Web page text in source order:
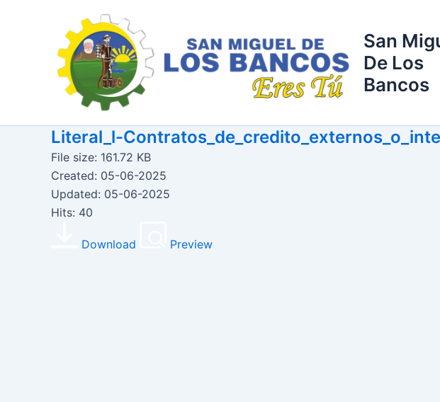
San
De Los
Bancos
Literal_l-
File size: 161.72 KB
Created: 05-06-2025
Updated: 05-06-2025
Hits: 40
Download Preview